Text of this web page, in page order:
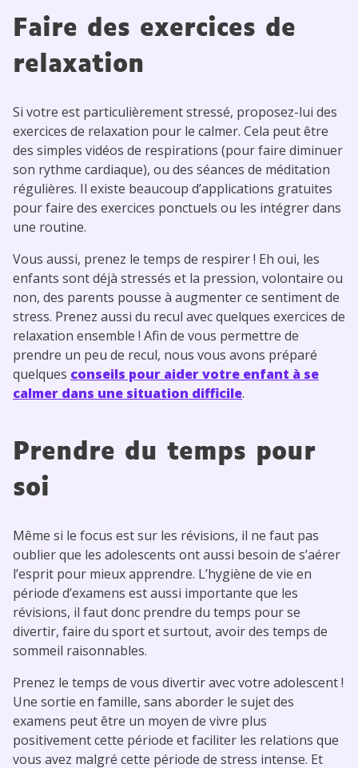
Faire des exercices de
relaxation
Si votre est particulièrement stressé, proposez-lui des
exercices de relaxation pour le calmer. Cela peut être
des simples vidéos de respirations (pour faire diminuer
son rythme cardiaque), ou des séances de méditation
régulières. Il existe beaucoup d’applications gratuites
pour faire des exercices ponctuels ou les intégrer dans
une routine.
Vous aussi, prenez le temps de respirer ! Eh oui, les
enfants sont déjà stressés et la pression, volontaire ou
non, des parents pousse à augmenter ce sentiment de
stress. Prenez aussi du recul avec quelques exercices de
relaxation ensemble ! Afin de vous permettre de
prendre un peu de recul, nous vous avons préparé
quelques conseils pour aider votre enfant à se
calmer dans une situation difficile.
Prendre du temps pour
soi
Même si le focus est sur les révisions, il ne faut pas
oublier que les adolescents ont aussi besoin de s’aérer
l’esprit pour mieux apprendre. L’hygiène de vie en
période d’examens est aussi importante que les
révisions, il faut donc prendre du temps pour se
divertir, faire du sport et surtout, avoir des temps de
sommeil raisonnables.
Prenez le temps de vous divertir avec votre adolescent !
Une sortie en famille, sans aborder le sujet des
examens peut être un moyen de vivre plus
positivement cette période et faciliter les relations que
vous avez malgré cette période de stress intense. Et